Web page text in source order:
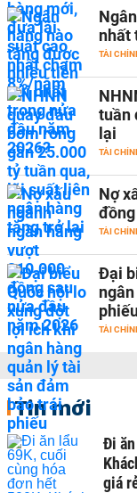
nhất
TÀI
tuần
lại
TÀI
Nợ
TÀI
Đại
TÀI
Tin mới
Đi
giá